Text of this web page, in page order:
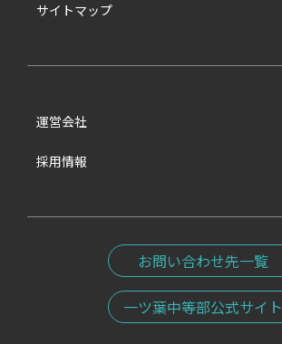
サイトマップ
運営会社
採用情報
お問い合わせ先一覧
一ツ葉中等部公式サイト